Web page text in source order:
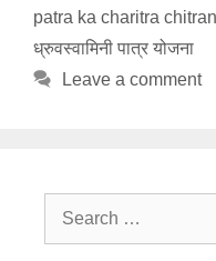
patra ka charitra chitran
ध्रुवस्वामिनी पात्र योजना
Leave a comment
Search